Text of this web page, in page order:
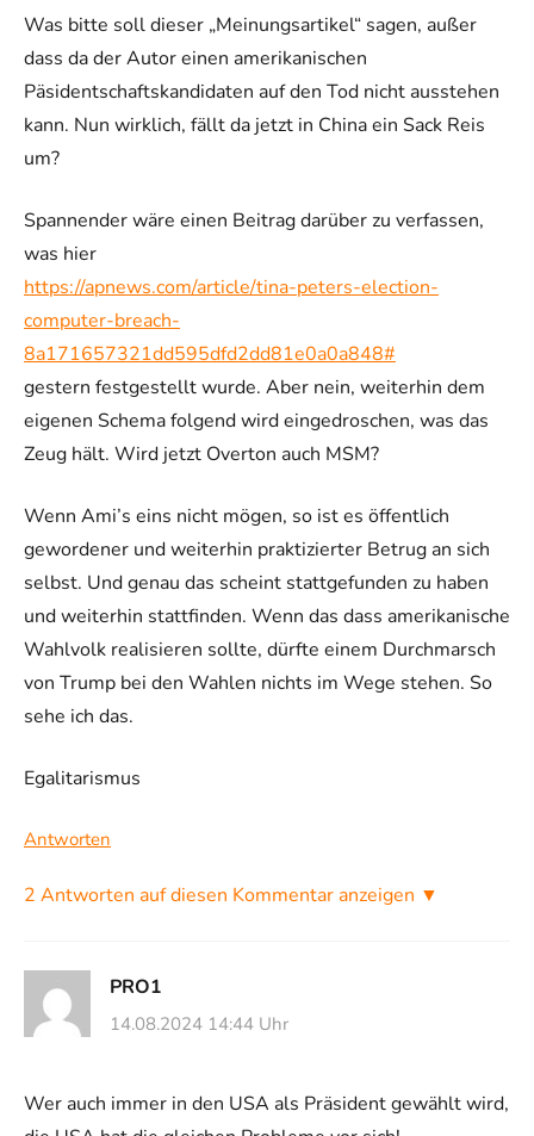
Was bitte soll dieser „Meinungsartikel“ sagen, außer
dass da der Autor einen amerikanischen
Päsidentschaftskandidaten auf den Tod nicht ausstehen
kann. Nun wirklich, fällt da jetzt in China ein Sack Reis
um?
Spannender wäre einen Beitrag darüber zu verfassen,
was hier
https://apnews.com/article/tina-peters-election-
computer-breach-
8a171657321dd595dfd2dd81e0a0a848#
gestern festgestellt wurde. Aber nein, weiterhin dem
eigenen Schema folgend wird eingedroschen, was das
Zeug hält. Wird jetzt Overton auch MSM?
Wenn Ami’s eins nicht mögen, so ist es öffentlich
gewordener und weiterhin praktizierter Betrug an sich
selbst. Und genau das scheint stattgefunden zu haben
und weiterhin stattfinden. Wenn das dass amerikanische
Wahlvolk realisieren sollte, dürfte einem Durchmarsch
von Trump bei den Wahlen nichts im Wege stehen. So
sehe ich das.
Egalitarismus
Antworten
2 Antworten auf diesen Kommentar anzeigen ▼
PRO1
14.08.2024 14:44 Uhr
Wer auch immer in den USA als Präsident gewählt wird,